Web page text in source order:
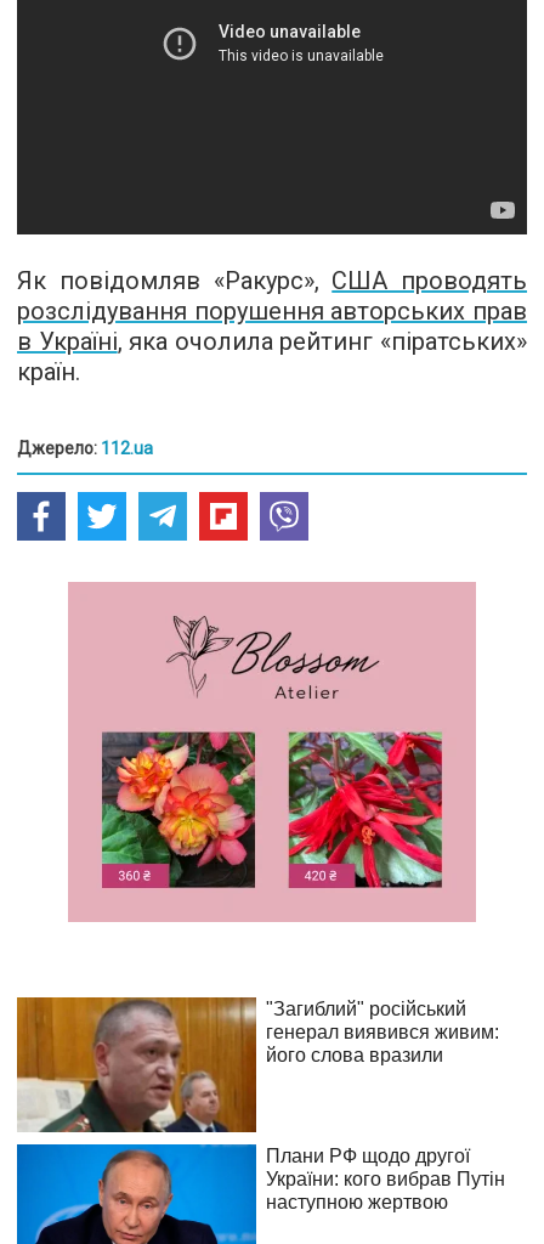
Як повідомляв «Ракурс», США проводять
розслідування порушення авторських прав
в Україні, яка очолила рейтинг «піратських»
країн.
Джерело: 112.ua